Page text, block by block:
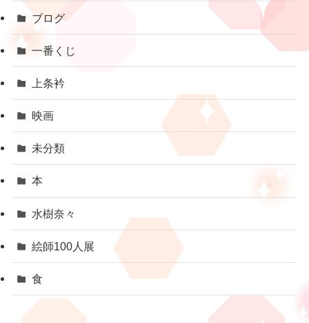
ブログ
一番くじ
上条衿
映画
未分類
本
水樹奈々
絵師100人展
食